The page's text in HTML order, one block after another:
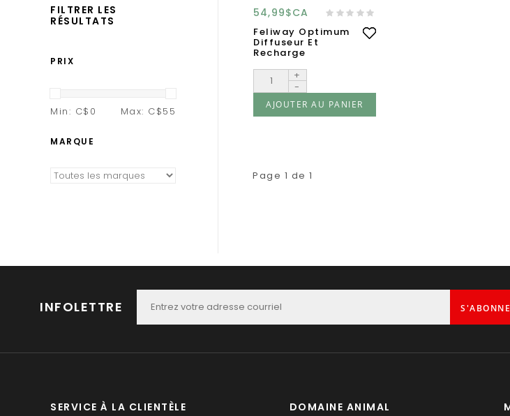
FILTRER LES
RÉSULTATS
PRIX
Min: C$ 0 Max: C$55
MARQUE
54,99$CA
Feliway Optimum
Diffuseur Et
Recharge
+
-
AJOUTER AU PANIER
Page 1 de 1
INFOLETTRE
SERVICE À LA CLIENTÈLE DOMAINE ANIMAL